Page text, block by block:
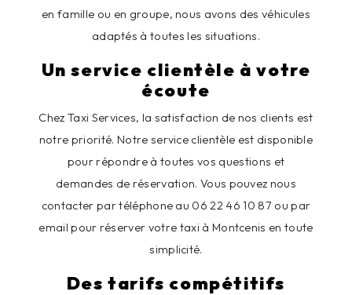
en famille ou en groupe, nous avons des véhicules
adaptés à toutes les situations.
Un service clientèle à votre
écoute
Chez Taxi Services, la satisfaction de nos clients est
notre priorité. Notre service clientèle est disponible
pour répondre à toutes vos questions et
demandes de réservation. Vous pouvez nous
contacter par téléphone au 06 22 46 10 87 ou par
email pour réserver votre taxi à Montcenis en toute
simplicité.
Des tarifs compétitifs